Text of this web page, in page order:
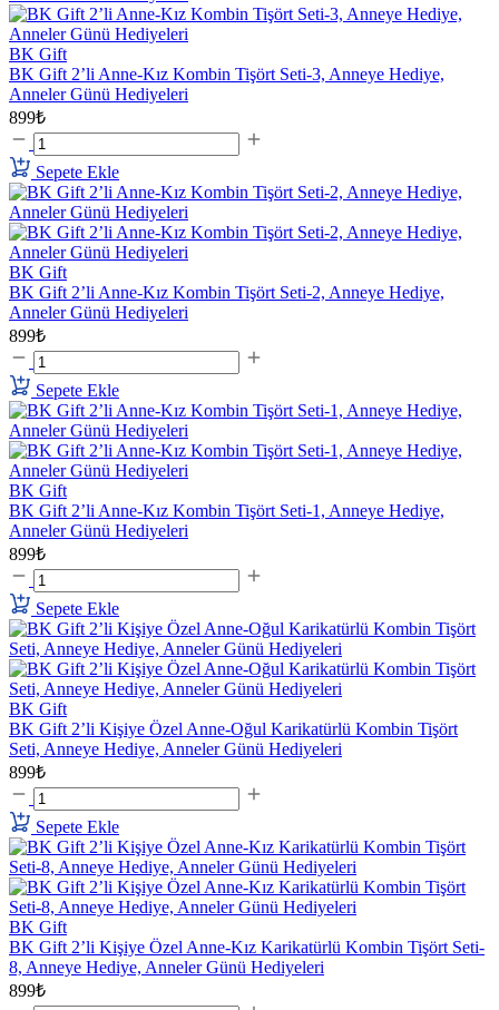
BK Gift
BK Gift 2’li Anne-Kız Kombin Tişört Seti-3, Anneye Hediye,
Anneler Günü Hediyeleri
899₺
Sepete Ekle
BK Gift
BK Gift 2’li Anne-Kız Kombin Tişört Seti-2, Anneye Hediye,
Anneler Günü Hediyeleri
899₺
Sepete Ekle
BK Gift
BK Gift 2’li Anne-Kız Kombin Tişört Seti-1, Anneye Hediye,
Anneler Günü Hediyeleri
899₺
Sepete Ekle
BK Gift
BK Gift 2’li Kişiye Özel Anne-Oğul Karikatürlü Kombin Tişört
Seti, Anneye Hediye, Anneler Günü Hediyeleri
899₺
Sepete Ekle
BK Gift
BK Gift 2’li Kişiye Özel Anne-Kız Karikatürlü Kombin Tişört Seti-
8, Anneye Hediye, Anneler Günü Hediyeleri
899₺